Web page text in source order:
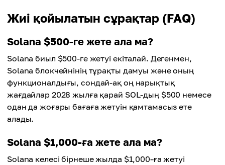
Жиі қойылатын сұрақтар (FAQ)
Solana $500-ге жете ала ма?
Solana биыл $500-ге жетуі екіталай. Дегенмен,
Solana блокчейнінің тұрақты дамуы және оның
функционалдығы, сондай-ақ оң нарықтық
жағдайлар 2028 жылға қарай SOL-дың $500 немесе
одан да жоғары бағаға жетуін қамтамасыз ете
алады.
Solana $1,000-ға жете ала ма?
Solana келесі бірнеше жылда $1,000-ға жетуі